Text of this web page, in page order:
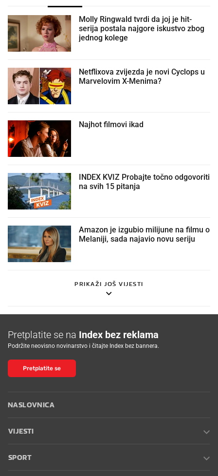
Molly Ringwald tvrdi da joj je hit-
serija postala najgore iskustvo zbog
jednog kolege
Netflixova zvijezda je novi Cyclops u
Marvelovim X-Menima?
Najhot filmovi ikad
INDEX KVIZ Probajte točno odgovoriti
na svih 15 pitanja
Amazon je izgubio milijune na filmu o
Melaniji, sada najavio novu seriju
PRIKAŽI JOŠ VIJESTI
Pretplatite se na Index bez reklama
Podržite neovisno novinarstvo i čitajte Index bez bannera.
Pretplatite se
NASLOVNICA
VIJESTI
SPORT